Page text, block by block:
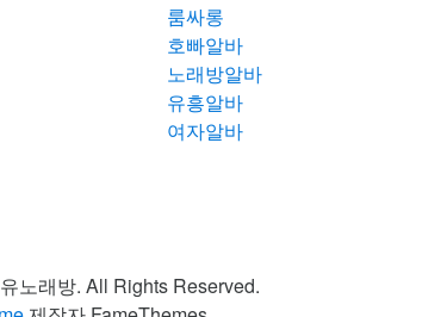
룸싸롱
호빠알바
노래방알바
유흥알바
여자알바
노래방. All Rights Reserved.